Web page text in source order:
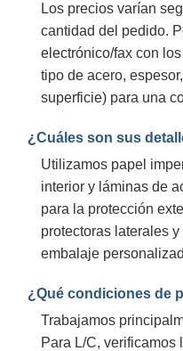
Los precios varían
cantidad del pedido.
electrónico/fax con
tipo de acero,
superficie) para una
¿Cuáles son sus
Utilizamos papel
interior y láminas de
para la protección
protectoras laterales
embalaje
¿Qué condiciones de
Trabajamos
Para L/C, verificamos